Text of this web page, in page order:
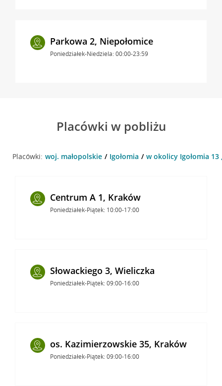
Parkowa 2, Niepołomice
Poniedziałek-Niedziela: 00:00-23:59
Placówki w pobliżu
Placówki: woj. małopolskie Igołomia w okolicy Igołomia 13
Centrum A 1, Kraków
Poniedziałek-Piątek: 10:00-17:00
Słowackiego 3, Wieliczka
Poniedziałek-Piątek: 09:00-16:00
os. Kazimierzowskie 35, Kraków
Poniedziałek-Piątek: 09:00-16:00